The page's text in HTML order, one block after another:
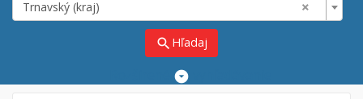
Trnavský (kraj)
search Hľadaj